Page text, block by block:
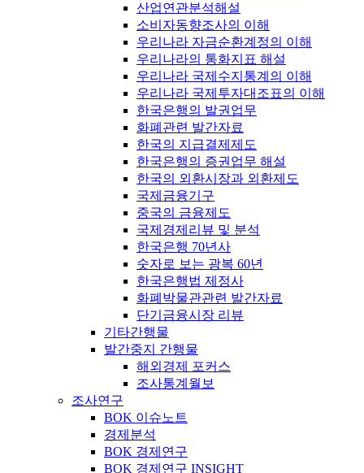
산업연관분석해설
소비자동향조사의 이해
우리나라 자금순환계정의 이해
우리나라의 통화지표 해설
우리나라 국제수지통계의 이해
우리나라 국제투자대조표의 이해
한국은행의 발권업무
화폐관련 발간자료
한국의 지급결제제도
한국은행의 증권업무 해설
한국의 외환시장과 외환제도
국제금융기구
중국의 금융제도
국제경제리뷰 및 분석
한국은행 70년사
숫자로 보는 광복 60년
한국은행법 제정사
화폐박물관관련 발간자료
단기금융시장 리뷰
기타간행물
발간중지 간행물
해외경제 포커스
조사통계월보
조사연구
BOK 이슈노트
경제분석
BOK 경제연구
BOK 경제연구 INSIGHT